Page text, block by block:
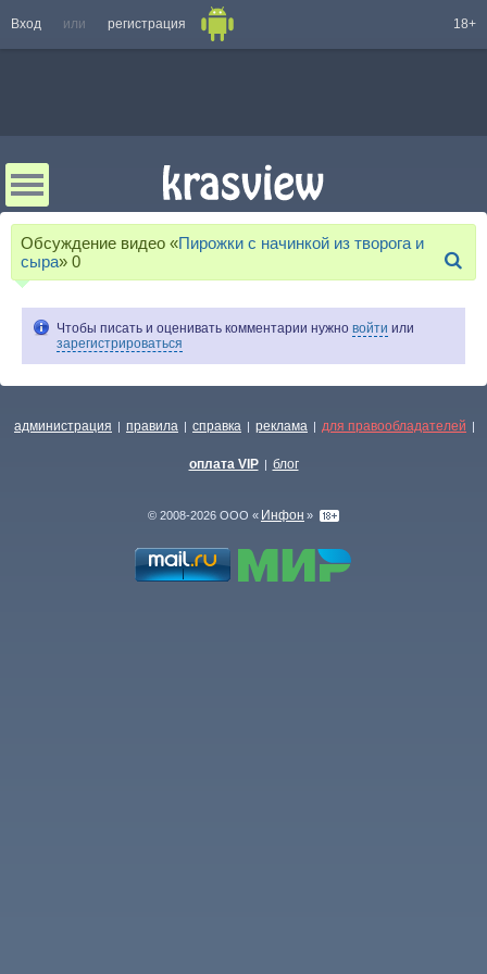
Вход или регистрация 18+
Обсуждение видео «Пирожки с начинкой из творога и
сыра» 0
Чтобы писать и оценивать комментарии нужно войти или
зарегистрироваться
администрация | правила | справка | реклама | для правообладателей |
оплата VIP | блог
© 2008-2026 ООО « Инфон »